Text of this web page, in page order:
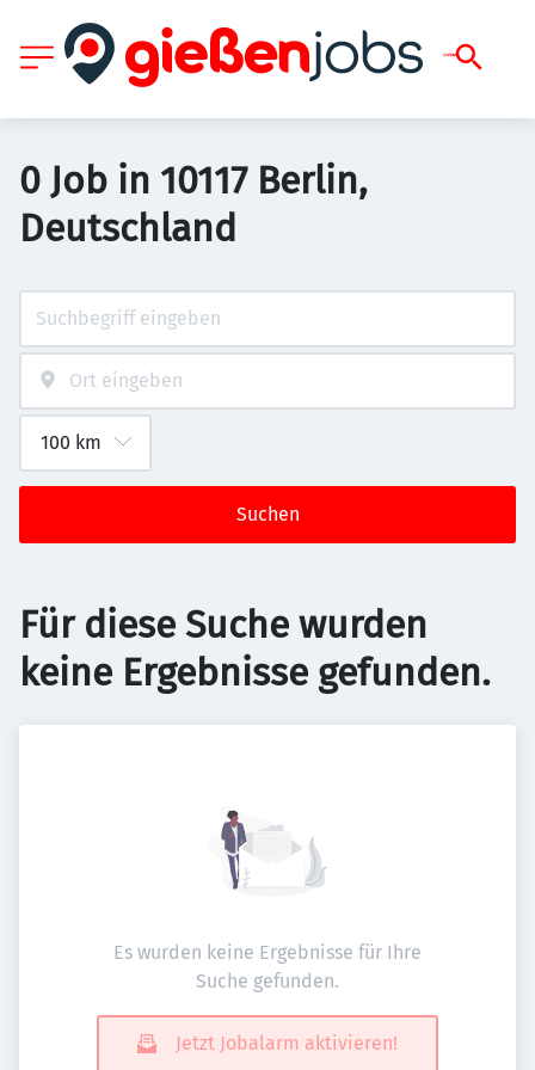
0 Job in 10117 Berlin,
Deutschland
Suchen
Für diese Suche wurden
keine Ergebnisse gefunden.
Es wurden keine Ergebnisse für Ihre
Suche gefunden.
Jetzt Jobalarm aktivieren!